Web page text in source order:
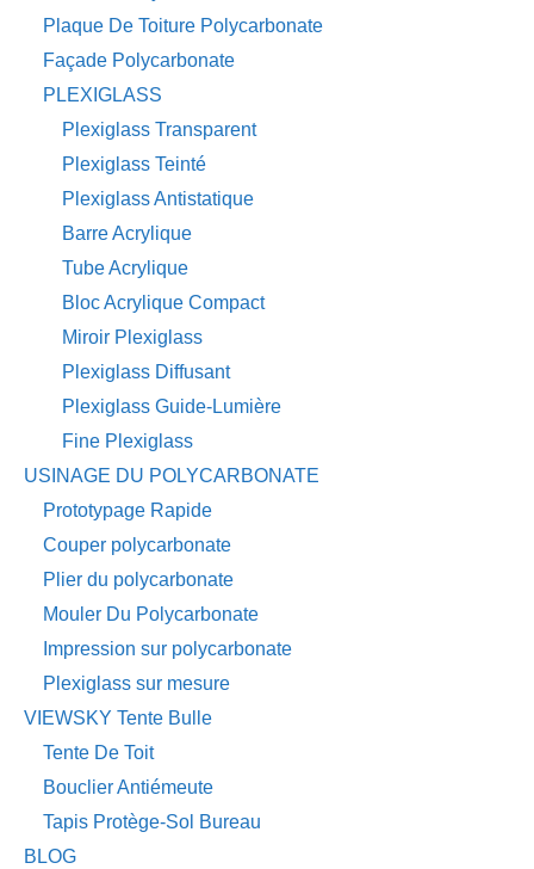
Plaque De Toiture Polycarbonate
Façade Polycarbonate
PLEXIGLASS
Plexiglass Transparent
Plexiglass Teinté
Plexiglass Antistatique
Barre Acrylique
Tube Acrylique
Bloc Acrylique Compact
Miroir Plexiglass
Plexiglass Diffusant
Plexiglass Guide-Lumière
Fine Plexiglass
USINAGE DU POLYCARBONATE
Prototypage Rapide
Couper polycarbonate
Plier du polycarbonate
Mouler Du Polycarbonate
Impression sur polycarbonate
Plexiglass sur mesure
VIEWSKY Tente Bulle
Tente De Toit
Bouclier Antiémeute
Tapis Protège-Sol Bureau
BLOG